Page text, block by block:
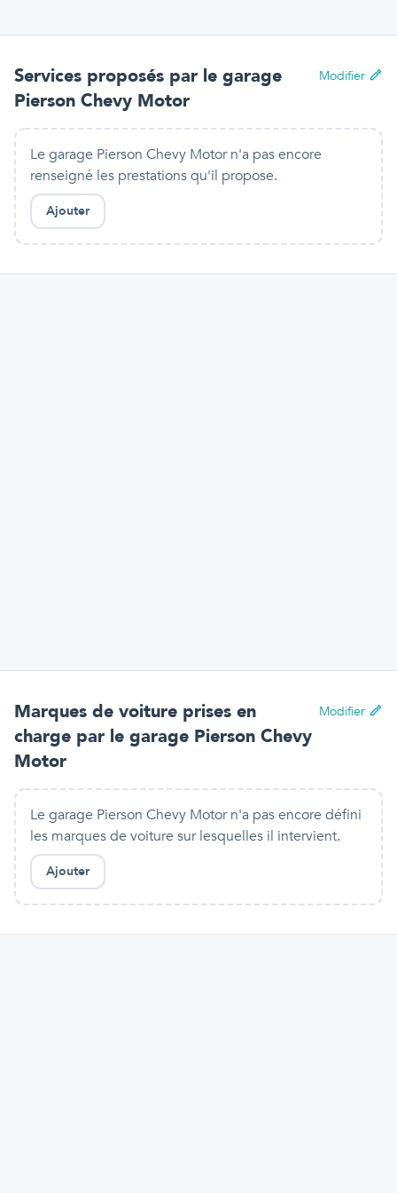
Services proposés par le garage
Pierson Chevy Motor
Modifier
Le garage Pierson Chevy Motor n'a pas encore
renseigné les prestations qu'il propose.
Ajouter
Marques de voiture prises en
charge par le garage Pierson Chevy
Motor
Modifier
Le garage Pierson Chevy Motor n'a pas encore défini
les marques de voiture sur lesquelles il intervient.
Ajouter